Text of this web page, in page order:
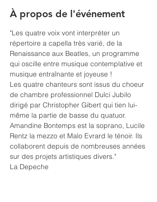
À propos de l'événement
"Les quatre voix vont interpréter un
répertoire a capella très varié, de la
Renaissance aux Beatles, un programme
qui oscille entre musique contemplative et
musique entraînante et joyeuse !
Les quatre chanteurs sont issus du choeur
de chambre professionnel Dulci Jubilo
dirigé par Christopher Gibert qui tien lui-
même la partie de basse du quatuor.
Amandine Bontemps est la soprano, Lucile
Rentz la mezzo et Malo Evrard le ténoir. Ils
collaborent depuis de nombreuses années
sur des projets artistiques divers."
La Depeche